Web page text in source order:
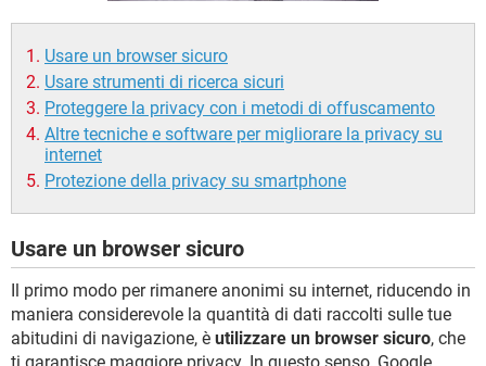
Usare un browser sicuro
Usare strumenti di ricerca sicuri
Proteggere la privacy con i metodi di offuscamento
Altre tecniche e software per migliorare la privacy su
internet
Protezione della privacy su smartphone
Usare un browser sicuro
Il primo modo per rimanere anonimi su internet, riducendo in
maniera considerevole la quantità di dati raccolti sulle tue
abitudini di navigazione, è utilizzare un browser sicuro, che